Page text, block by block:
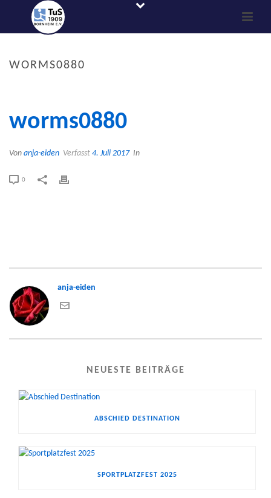
WORMS0880
worms0880
Von anja-eiden Verfasst 4. Juli 2017 In
0
anja-eiden
NEUESTE BEITRÄGE
ABSCHIED DESTINATION
SPORTPLATZFEST 2025